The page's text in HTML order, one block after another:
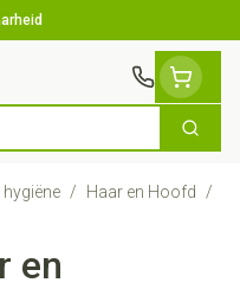
Zoek
/ Haar en Hoofd /
en